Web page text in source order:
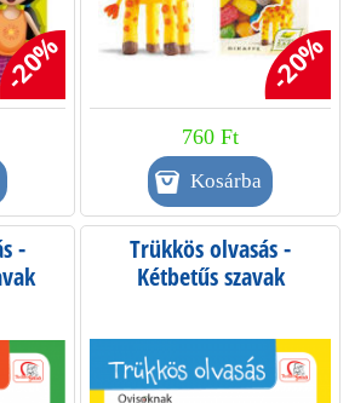
-20%
760 Ft
-
Trükkös olvasás -
Kétbetűs szavak